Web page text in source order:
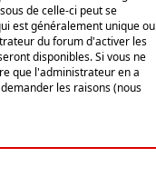
de celle-ci peut se
est généralement unique ou
du forum d'activer les
disponibles. Si vous ne
que l'administrateur en a
les raisons (nous